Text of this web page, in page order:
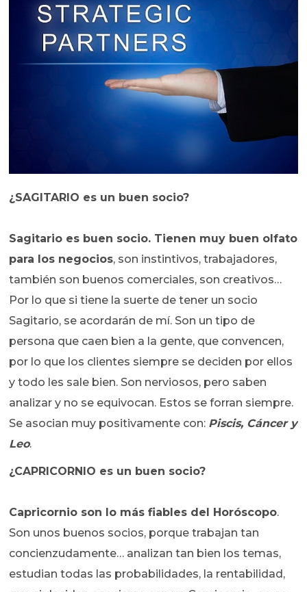
¿SAGITARIO es un buen socio?
Sagitario es buen socio. Tienen muy buen olfato
para los negocios, son instintivos, trabajadores,
también son buenos comerciales, son creativos…
Por lo que si tiene la suerte de tener un socio
Sagitario, se acordarán de mí. Son un tipo de
persona que caen bien a la gente, que convencen,
por lo que los clientes siempre se deciden por ellos
y todo les sale bien. Son nerviosos, pero saben
analizar y no se equivocan. Estos se forran siempre.
Se asocian muy positivamente con: Piscis, Cáncer y
Leo.
¿CAPRICORNIO es un buen socio?
Capricornio son lo más fiables del Horóscopo.
Son unos buenos socios, porque trabajan tan
concienzudamente… analizan tan bien los temas,
estudian todas las probabilidades, la rentabilidad,